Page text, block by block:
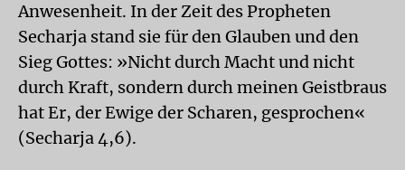
Anwesenheit. In der Zeit des Propheten
Secharja stand sie für den Glauben und den
Sieg Gottes: »Nicht durch Macht und nicht
durch Kraft, sondern durch meinen Geistbraus
hat Er, der Ewige der Scharen, gesprochen«
(Secharja 4,6).